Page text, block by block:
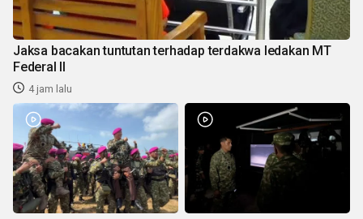
Jaksa bacakan tuntutan terhadap terdakwa ledakan MT
Federal II
4 jam lalu